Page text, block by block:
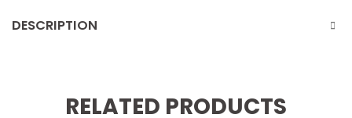
DESCRIPTION
RELATED PRODUCTS